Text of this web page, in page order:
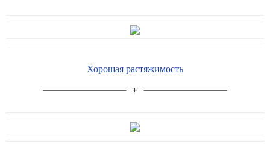
Хорошая растяжимость